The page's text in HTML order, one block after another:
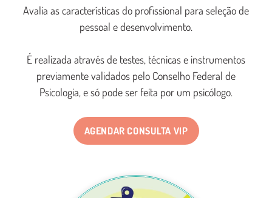
Avalia as características do profissional para seleção de
pessoal e desenvolvimento.
É realizada através de testes, técnicas e instrumentos
previamente validados pelo Conselho Federal de
Psicologia, e só pode ser feita por um psicólogo.
AGENDAR CONSULTA VIP